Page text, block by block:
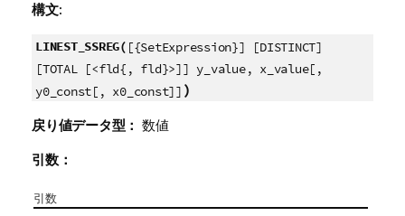
構文:
LINEST_SSREG( [{SetExpression}] [DISTINCT]
[TOTAL [<fld{, fld}>]] y_value, x_value[,
y0_const[, x0_const]] )
戻り値データ型： 数値
引数：
引数